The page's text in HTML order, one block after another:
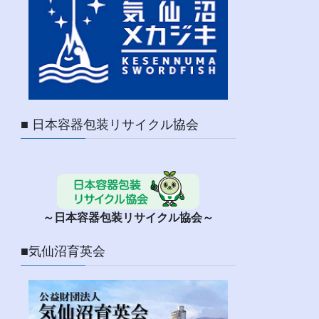
■ 日本容器包装リサイクル協会
～日本容器包装リサイクル協会～
■気仙沼育英会